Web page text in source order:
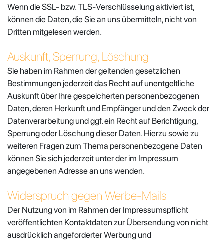
Wenn die SSL- bzw. TLS-Verschlüsselung aktiviert ist,
können die Daten, die Sie an uns übermitteln, nicht von
Dritten mitgelesen werden.
Auskunft, Sperrung, Löschung
Sie haben im Rahmen der geltenden gesetzlichen
Bestimmungen jederzeit das Recht auf unentgeltliche
Auskunft über Ihre gespeicherten personenbezogenen
Daten, deren Herkunft und Empfänger und den Zweck der
Datenverarbeitung und ggf. ein Recht auf Berichtigung,
Sperrung oder Löschung dieser Daten. Hierzu sowie zu
weiteren Fragen zum Thema personenbezogene Daten
können Sie sich jederzeit unter der im Impressum
angegebenen Adresse an uns wenden.
Widerspruch gegen Werbe-Mails
Der Nutzung von im Rahmen der Impressumspflicht
veröffentlichten Kontaktdaten zur Übersendung von nicht
ausdrücklich angeforderter Werbung und